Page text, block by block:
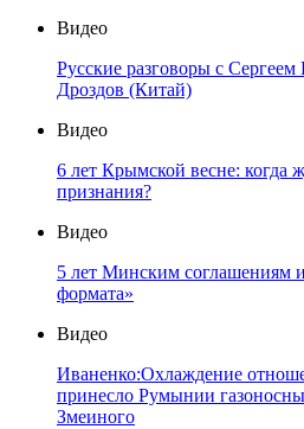
Видео
Русские разговоры с
Дроздов (Китай)
Видео
6 лет Крымской весне: когда
признания?
Видео
5 лет Минским соглашениям
формата»
Видео
Иваненко:Охлаждение
принесло Румынии
Змеиного